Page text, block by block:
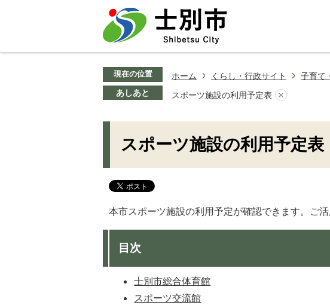
現在の位置 ホーム くらし・行政サイト 子育て
あしあと スポーツ施設の利用予定表
スポーツ施設の利用予定表
本市スポーツ施設の利用予定が確認できます。ご活
目次
士別市総合体育館
スポーツ交流館